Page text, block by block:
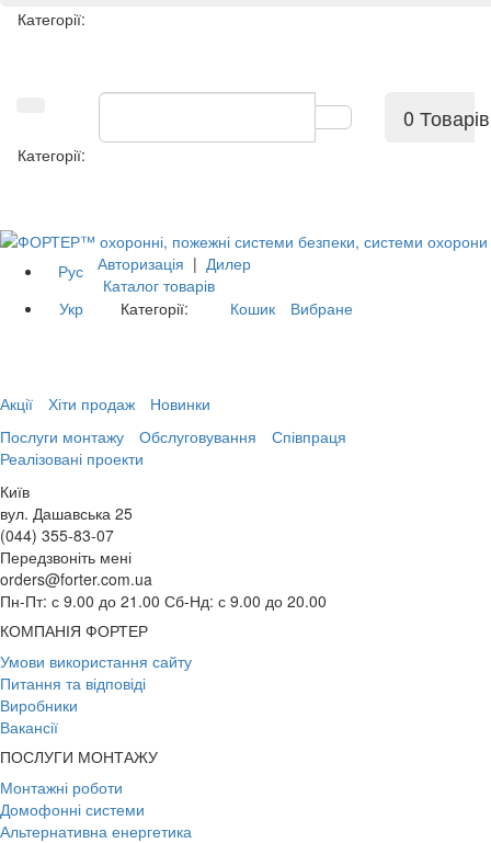
Категорії:
0 Товарів
Категорії:
Рус
Укр
Авторизація | Дилер
Каталог товарів
Категорії:
Кошик Вибране
Акції Хіти продаж
Новинки
Послуги монтажу
Обслуговування
Співпраця
Реалізовані проекти
Київ
вул. Дашавська 25
(044) 355-83-07
Передзвоніть мені
orders@forter.com.ua
Пн-Пт: с 9.00 до 21.00 Сб-Нд: с 9.00 до 20.00
КОМПАНІЯ ФОРТЕР
Умови використання сайту
Питання та відповіді
Виробники
Вакансії
ПОСЛУГИ МОНТАЖУ
Монтажні роботи
Домофонні системи
Альтернативна енергетика